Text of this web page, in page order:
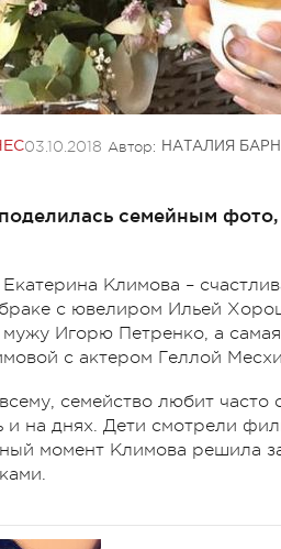
03.10.2018 Автор: НАТАЛИЯ
семейным
Климова –
с ювелиром Ильей
Игорю Петренко, а
с актером Геллой Месхи
семейство любит часто
и на днях. Дети смотрели
момент Климова решила